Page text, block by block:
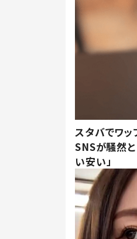
スタバでワッ
SNSが騒然
い安い」